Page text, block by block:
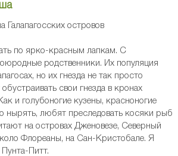
по ярко-красным лапкам. С
родственники. Их популяция
но их гнезда не так просто
свои гнезда в кронах
и голубоногие кузены, красноногие
нырять, любят преследовать косяки рыб
на островах Дженовезе, Северный
Флореаны, на Сан-Кристобале. Я
Пунта-Питт.